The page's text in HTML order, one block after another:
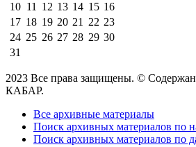
10 11 12 13 14 15 16
17 18 19 20 21 22 23
24 25 26 27 28 29 30
31
2023 Все права защищены. ©
КАБАР.
Все архивные материалы
Поиск архивных материалов по
Поиск архивных материалов по